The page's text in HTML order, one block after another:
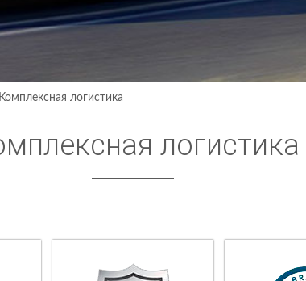
Комплексная логистика
логистика